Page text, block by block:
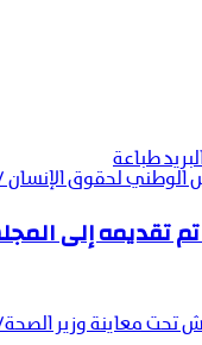
طباعة
الوطني لحقوق
تقديمه إلى
تحت معاينة وزير